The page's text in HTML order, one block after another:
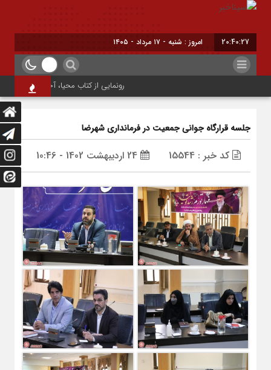
20:40:27 امروز : شنبه - ۱۷ مرداد - ۱۴۰۵
رونمایی از کتاب محیا، آخرین اثر
جلسه قرارگاه جوانی جمعیت در فرمانداری شهرضا
کد خبر : 15544